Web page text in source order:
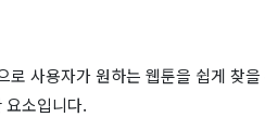
사용자가 원하는 웹툰을 쉽게 찾을
요소입니다.